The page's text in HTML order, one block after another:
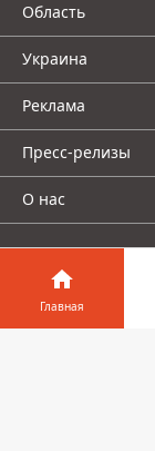
Область
Украина
Реклама
Пресс-релизы
О нас
Главная